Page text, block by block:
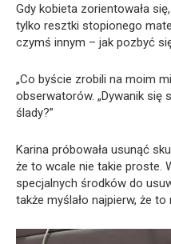
Gdy kobieta zorientowała
tylko resztki stopionego
czymś innym – jak pozbyć
„Co byście zrobili na moim
obserwatorów. „Dywanik się
ślady?”
Karina próbowała usunąć
że to wcale nie takie proste.
specjalnych środków do
także myślało najpierw, że to